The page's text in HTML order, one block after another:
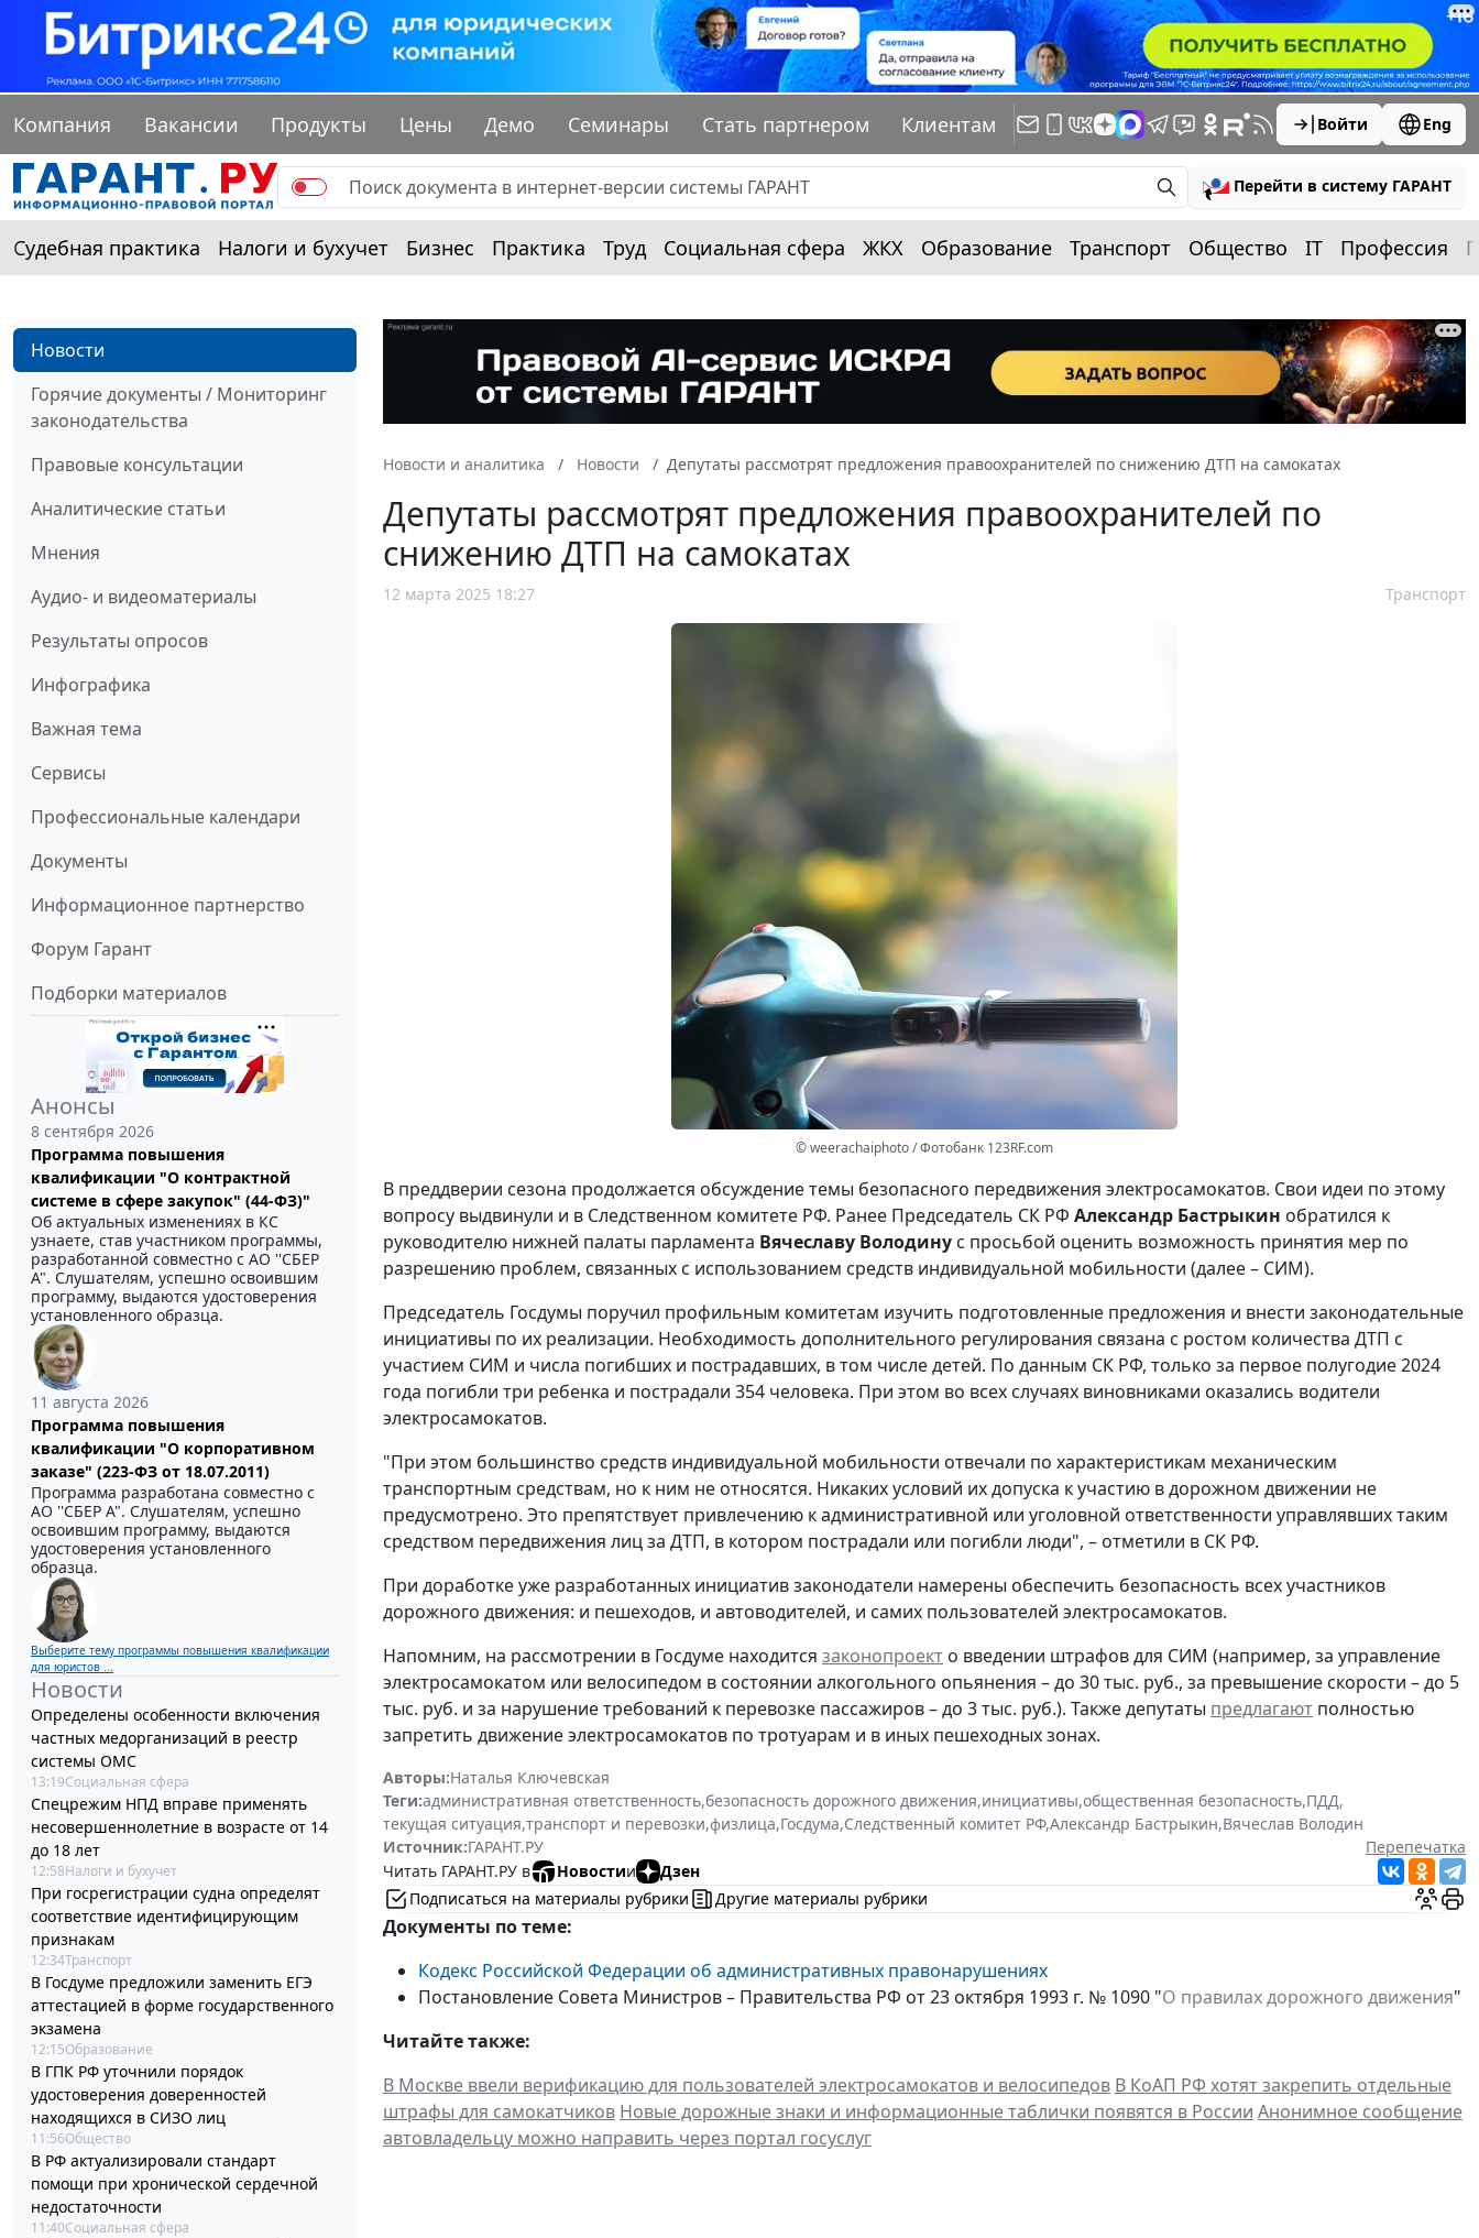
Компания Вакансии Продукты Цены Демо Семинары Стать партнером Клиентам Войти Eng
Перейти в систему ГАРАНТ
Судебная практика Налоги и бухучет Бизнес Практика Труд Социальная сфера ЖКХ Образование Транспорт Общество IT Профессия
Новости
Горячие документы / Мониторинг
законодательства
Правовые консультации
Аналитические статьи
Мнения
Аудио- и видеоматериалы
Результаты опросов
Инфографика
Важная тема
Сервисы
Профессиональные календари
Документы
Информационное партнерство
Форум Гарант
Подборки материалов
Анонсы
8 сентября 2026
Программа повышения
квалификации "О контрактной
системе в сфере закупок" (44-ФЗ)"
Об актуальных изменениях в КС
узнаете, став участником программы,
разработанной совместно с АО ''СБЕР
А". Слушателям, успешно освоившим
программу, выдаются удостоверения
установленного образца.
11 августа 2026
Программа повышения
квалификации "О корпоративном
заказе" (223-ФЗ от 18.07.2011)
Программа разработана совместно с
АО ''СБЕР А". Слушателям, успешно
освоившим программу, выдаются
удостоверения установленного
образца.
Выберите тему программы повышения квалификации
для юристов ...
Новости
Определены особенности включения
частных медорганизаций в реестр
системы ОМС
13:19Социальная сфера
Спецрежим НПД вправе применять
несовершеннолетние в возрасте от 14
до 18 лет
12:58Налоги и бухучет
При госрегистрации судна определят
соответствие идентифицирующим
признакам
12:34Транспорт
В Госдуме предложили заменить ЕГЭ
аттестацией в форме государственного
экзамена
12:15Образование
В ГПК РФ уточнили порядок
удостоверения доверенностей
находящихся в СИЗО лиц
11:56Общество
В РФ актуализировали стандарт
помощи при хронической сердечной
недостаточности
11:40Социальная сфера
Новости и аналитика Новости Депутаты рассмотрят предложения правоохранителей по снижению ДТП на самокатах
Депутаты рассмотрят предложения правоохранителей по
снижению ДТП на самокатах
12 марта 2025 18:27 Транспорт
© weerachaiphoto / Фотобанк 123RF.com
В преддверии сезона продолжается обсуждение темы безопасного передвижения электросамокатов. Свои идеи по этому
вопросу выдвинули и в Следственном комитете РФ. Ранее Председатель СК РФ Александр Бастрыкин обратился к
руководителю нижней палаты парламента Вячеславу Володину с просьбой оценить возможность принятия мер по
разрешению проблем, связанных с использованием средств индивидуальной мобильности (далее – СИМ).
Председатель Госдумы поручил профильным комитетам изучить подготовленные предложения и внести законодательные
инициативы по их реализации. Необходимость дополнительного регулирования связана с ростом количества ДТП с
участием СИМ и числа погибших и пострадавших, в том числе детей. По данным СК РФ, только за первое полугодие 2024
года погибли три ребенка и пострадали 354 человека. При этом во всех случаях виновниками оказались водители
электросамокатов.
"При этом большинство средств индивидуальной мобильности отвечали по характеристикам механическим
транспортным средствам, но к ним не относятся. Никаких условий их допуска к участию в дорожном движении не
предусмотрено. Это препятствует привлечению к административной или уголовной ответственности управлявших таким
средством передвижения лиц за ДТП, в котором пострадали или погибли люди", – отметили в СК РФ.
При доработке уже разработанных инициатив законодатели намерены обеспечить безопасность всех участников
дорожного движения: и пешеходов, и автоводителей, и самих пользователей электросамокатов.
Напомним, на рассмотрении в Госдуме находится законопроект о введении штрафов для СИМ (например, за управление
электросамокатом или велосипедом в состоянии алкогольного опьянения – до 30 тыс. руб., за превышение скорости – до 5
тыс. руб. и за нарушение требований к перевозке пассажиров – до 3 тыс. руб.). Также депутаты предлагают полностью
запретить движение электросамокатов по тротуарам и в иных пешеходных зонах.
Авторы:Наталья Ключевская
Теги:административная ответственность,безопасность дорожного движения,инициативы,общественная безопасность,ПДД,
текущая ситуация,транспорт и перевозки,физлица,Госдума,Следственный комитет РФ,Александр Бастрыкин,Вячеслав Володин
Источник:ГАРАНТ.РУ
Перепечатка
Читать ГАРАНТ.РУ в
Новостии
Дзен
Подписаться на материалы рубрики
Другие материалы рубрики
Документы по теме:
Кодекс Российской Федерации об административных правонарушениях
Постановление Совета Министров – Правительства РФ от 23 октября 1993 г. № 1090 "О правилах дорожного движения"
Читайте также:
В Москве ввели верификацию для пользователей электросамокатов и велосипедов В КоАП РФ хотят закрепить отдельные
штрафы для самокатчиков Новые дорожные знаки и информационные таблички появятся в России Анонимное сообщение
автовладельцу можно направить через портал госуслуг